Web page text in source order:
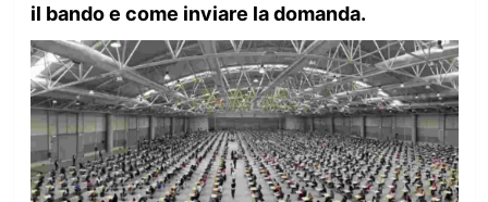
il bando e come inviare la domanda.